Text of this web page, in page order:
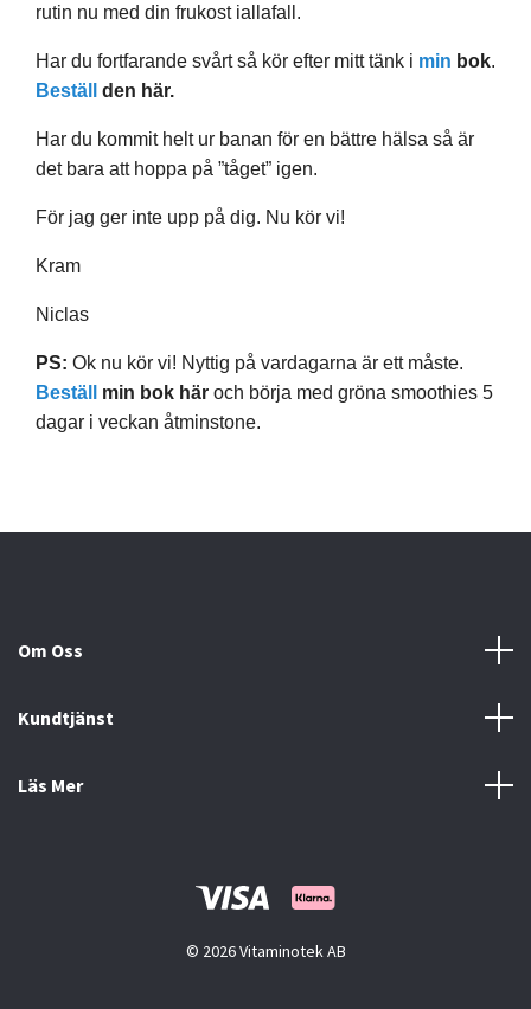
rutin nu med din frukost iallafall.
Har du fortfarande svårt så kör efter mitt tänk i min bok.
Beställ
den här.
Har du kommit helt ur banan för en bättre hälsa så är
det bara att hoppa på ”tåget” igen.
För jag ger inte upp på dig. Nu kör vi!
Kram
Niclas
PS: Ok nu kör vi! Nyttig på vardagarna är ett måste.
Beställ
min bok här och börja med gröna smoothies 5
dagar i veckan åtminstone.
Om Oss
Kundtjänst
Läs Mer
© 2026 Vitaminotek AB